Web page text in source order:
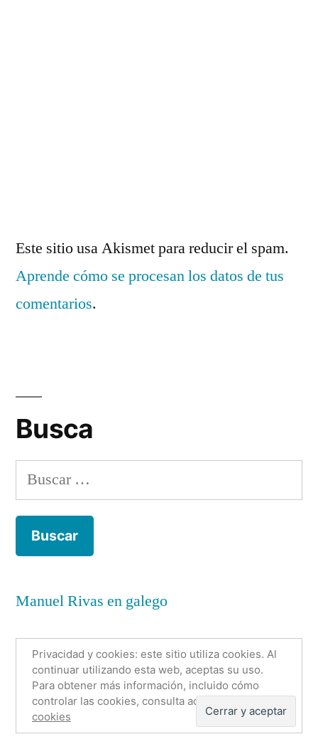
Este sitio usa Akismet para reducir el spam.
Aprende cómo se procesan los datos de tus
comentarios.
Busca
Buscar:
Manuel Rivas en galego
Anónimo con nombre,Funciona gracias a WordPress.
Política de cookies
Sobre mí Contacto
Privacidad y cookies: este sitio utiliza cookies. Al
continuar utilizando esta web, aceptas su uso.
Para obtener más información, incluido cómo
controlar las cookies, consulta aquí:
cookies